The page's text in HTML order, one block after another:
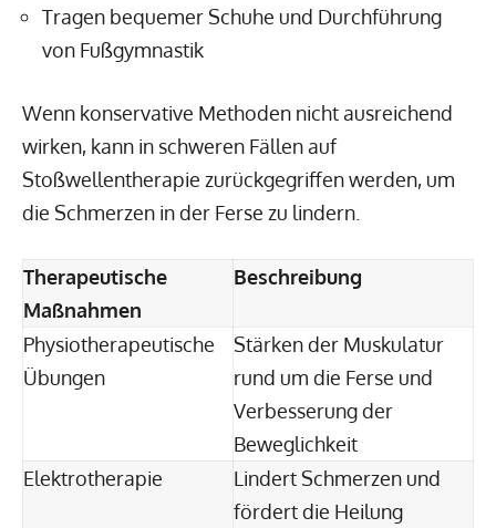
Tragen bequemer Schuhe und Durchführung
von Fußgymnastik
Wenn konservative Methoden nicht ausreichend
wirken, kann in schweren Fällen auf
Stoßwellentherapie zurückgegriffen werden, um
die Schmerzen in der Ferse zu lindern.
Therapeutische
Maßnahmen
Beschreibung
Physiotherapeutische
Übungen
Stärken der Muskulatur
rund um die Ferse und
Verbesserung der
Beweglichkeit
Elektrotherapie
Lindert Schmerzen und
fördert die Heilung